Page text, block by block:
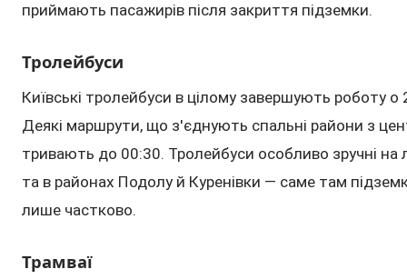
приймають пасажирів після закриття підземки.
Тролейбуси
Київські тролейбуси в цілому завершують роботу
Деякі маршрути, що з'єднують спальні райони з
тривають до 00:30. Тролейбуси особливо зручні на
та в районах Подолу й Куренівки — саме там
лише частково.
Трамваї